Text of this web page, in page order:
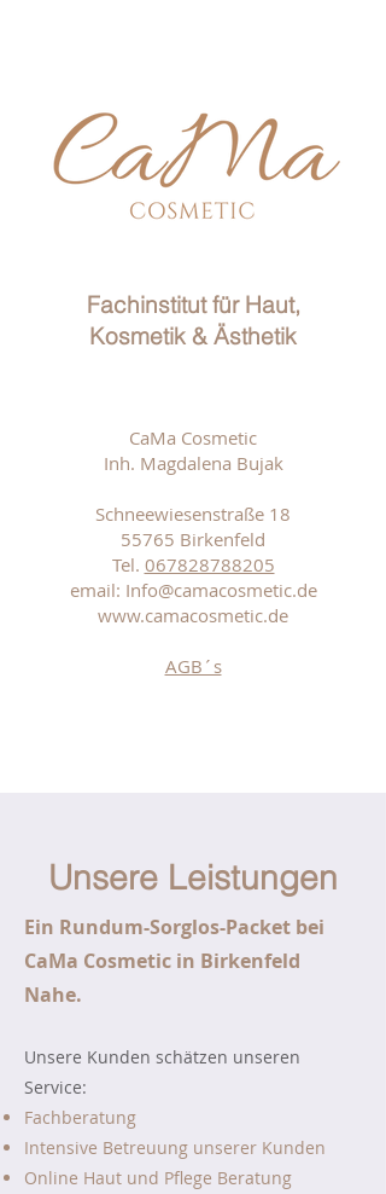
Fachinstitut für Haut,
Kosmetik & Ästhetik
CaMa Cosmetic
Inh. Magdalena Bujak
Schneewiesenstraße 18
55765 Birkenfeld
Tel. 067828788205
email: Info@camacosmetic.de
www.camacosmetic.de
AGB´s
Unsere Leistungen
Ein Rundum-Sorglos-Packet bei
CaMa Cosmetic in Birkenfeld
Nahe.
Unsere Kunden schätzen unseren
Service:
Fachberatung
Intensive Betreuung unserer Kunden
Online Haut und Pflege Beratung